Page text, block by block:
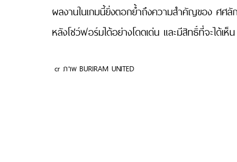
ผลงานในเกมนี้ยิ่งตอกย้ำถึงความสำคัญของ ศศ
หลังโชว์ฟอร์มได้อย่างโดดเด่น และมีสิทธิ์ที่จะไ
cr ภาพ BURIRAM UNITED